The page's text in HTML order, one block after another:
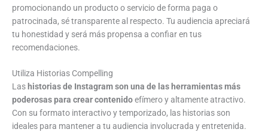
promocionando un producto o servicio de forma paga o
patrocinada, sé transparente al respecto. Tu audiencia apreciará
tu honestidad y será más propensa a confiar en tus
recomendaciones.
Utiliza Historias Compelling
Las historias de Instagram son una de las herramientas más
poderosas para crear contenidoefímero y altamente atractivo.
Con su formato interactivo y temporizado, las historias son
ideales para mantener a tu audiencia involucrada y entretenida.